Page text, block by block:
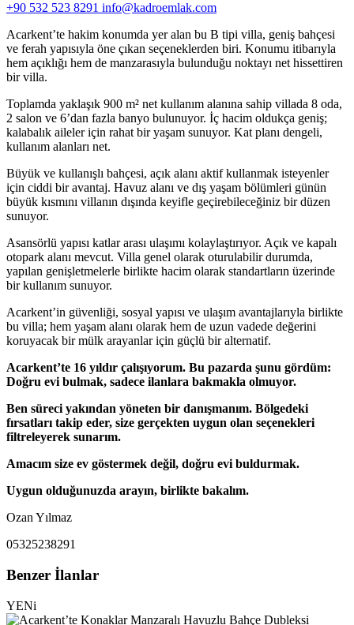
+90 532 523 8291 info@kadroemlak.com
Acarkent’te hakim konumda yer alan bu B tipi villa, geniş bahçesi
ve ferah yapısıyla öne çıkan seçeneklerden biri. Konumu itibarıyla
hem açıklığı hem de manzarasıyla bulunduğu noktayı net hissettiren
bir villa.
Toplamda yaklaşık 900 m² net kullanım alanına sahip villada 8 oda,
2 salon ve 6’dan fazla banyo bulunuyor. İç hacim oldukça geniş;
kalabalık aileler için rahat bir yaşam sunuyor. Kat planı dengeli,
kullanım alanları net.
Büyük ve kullanışlı bahçesi, açık alanı aktif kullanmak isteyenler
için ciddi bir avantaj. Havuz alanı ve dış yaşam bölümleri günün
büyük kısmını villanın dışında keyifle geçirebileceğiniz bir düzen
sunuyor.
Asansörlü yapısı katlar arası ulaşımı kolaylaştırıyor. Açık ve kapalı
otopark alanı mevcut. Villa genel olarak oturulabilir durumda,
yapılan genişletmelerle birlikte hacim olarak standartların üzerinde
bir kullanım sunuyor.
Acarkent’in güvenliği, sosyal yapısı ve ulaşım avantajlarıyla birlikte
bu villa; hem yaşam alanı olarak hem de uzun vadede değerini
koruyacak bir mülk arayanlar için güçlü bir alternatif.
Acarkent’te 16 yıldır çalışıyorum. Bu pazarda şunu gördüm:
Doğru evi bulmak, sadece ilanlara bakmakla olmuyor.
Ben süreci yakından yöneten bir danışmanım. Bölgedeki
fırsatları takip eder, size gerçekten uygun olan seçenekleri
filtreleyerek sunarım.
Amacım size ev göstermek değil, doğru evi buldurmak.
Uygun olduğunuzda arayın, birlikte bakalım.
Ozan Yılmaz
05325238291
Benzer İlanlar
YENi